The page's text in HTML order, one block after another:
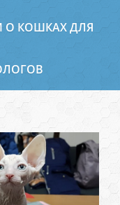
О КОШКАХ ДЛЯ